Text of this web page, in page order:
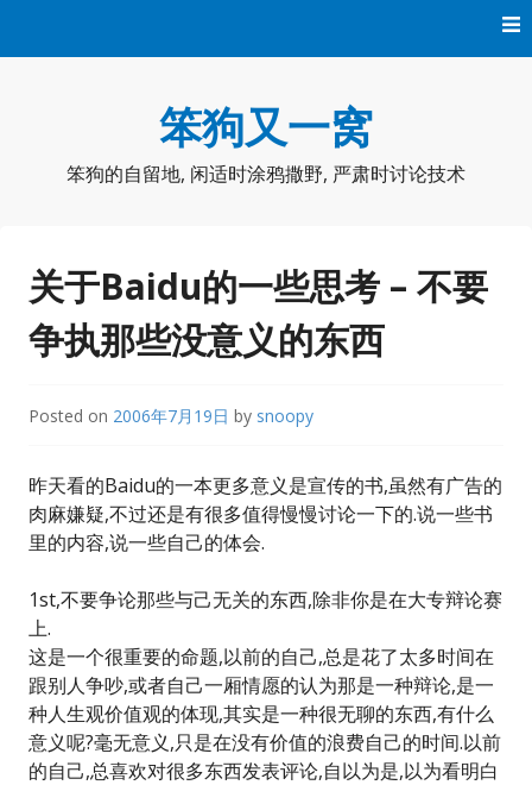
笨狗又一窝
笨狗的自留地, 闲适时涂鸦撒野, 严肃时讨论技术
关于Baidu的一些思考 – 不要
争执那些没意义的东西
Posted on 2006年7月19日 by snoopy
昨天看的Baidu的一本更多意义是宣传的书,虽然有广告的
肉麻嫌疑,不过还是有很多值得慢慢讨论一下的.说一些书
里的内容,说一些自己的体会.
1st,不要争论那些与己无关的东西,除非你是在大专辩论赛
上.
这是一个很重要的命题,以前的自己,总是花了太多时间在
跟别人争吵,或者自己一厢情愿的认为那是一种辩论,是一
种人生观价值观的体现,其实是一种很无聊的东西,有什么
意义呢?毫无意义,只是在没有价值的浪费自己的时间.以前
的自己,总喜欢对很多东西发表评论,自以为是,以为看明白